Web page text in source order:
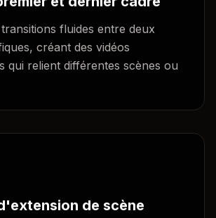
fluides entre deux
créant des vidéos
qui relient différentes scènes ou
de scène